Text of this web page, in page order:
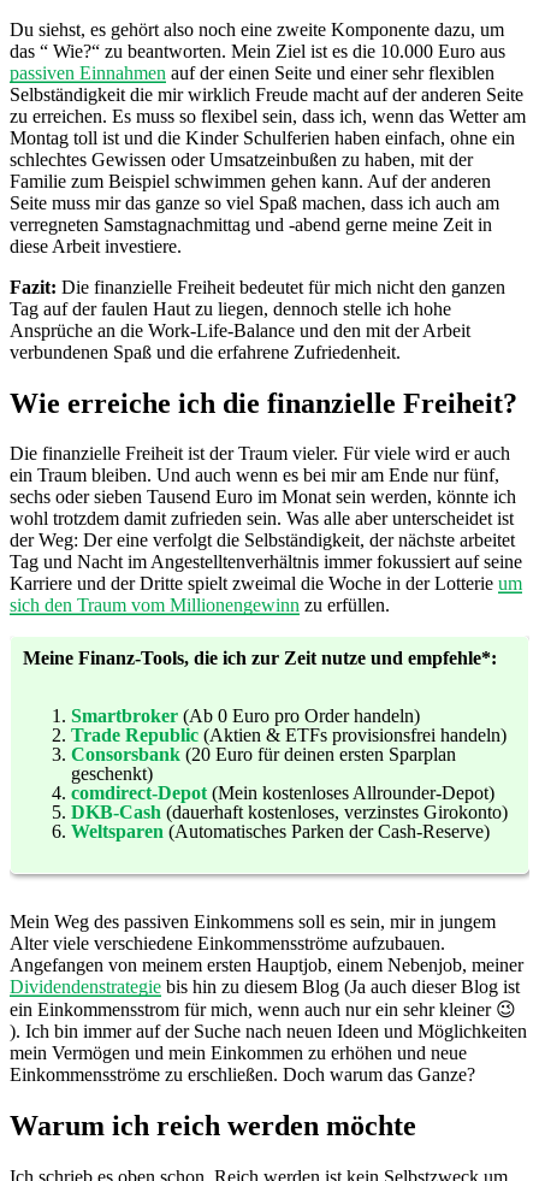
Du siehst, es gehört also noch eine zweite Komponente dazu, um
das “ Wie?“ zu beantworten. Mein Ziel ist es die 10.000 Euro aus
passiven Einnahmen auf der einen Seite und einer sehr flexiblen
Selbständigkeit die mir wirklich Freude macht auf der anderen Seite
zu erreichen. Es muss so flexibel sein, dass ich, wenn das Wetter am
Montag toll ist und die Kinder Schulferien haben einfach, ohne ein
schlechtes Gewissen oder Umsatzeinbußen zu haben, mit der
Familie zum Beispiel schwimmen gehen kann. Auf der anderen
Seite muss mir das ganze so viel Spaß machen, dass ich auch am
verregneten Samstagnachmittag und -abend gerne meine Zeit in
diese Arbeit investiere.
Fazit: Die finanzielle Freiheit bedeutet für mich nicht den ganzen
Tag auf der faulen Haut zu liegen, dennoch stelle ich hohe
Ansprüche an die Work-Life-Balance und den mit der Arbeit
verbundenen Spaß und die erfahrene Zufriedenheit.
Wie erreiche ich die finanzielle Freiheit?
Die finanzielle Freiheit ist der Traum vieler. Für viele wird er auch
ein Traum bleiben. Und auch wenn es bei mir am Ende nur fünf,
sechs oder sieben Tausend Euro im Monat sein werden, könnte ich
wohl trotzdem damit zufrieden sein. Was alle aber unterscheidet ist
der Weg: Der eine verfolgt die Selbständigkeit, der nächste arbeitet
Tag und Nacht im Angestelltenverhältnis immer fokussiert auf seine
Karriere und der Dritte spielt zweimal die Woche in der Lotterie um
sich den Traum vom Millionengewinn zu erfüllen.
Meine Finanz-Tools, die ich zur Zeit nutze und empfehle*:
Smartbroker (Ab 0 Euro pro Order handeln)
Trade Republic (Aktien & ETFs provisionsfrei handeln)
Consorsbank (20 Euro für deinen ersten Sparplan
geschenkt)
comdirect-Depot(Mein kostenloses Allrounder-Depot)
DKB-Cash (dauerhaft kostenloses, verzinstes Girokonto)
Weltsparen (Automatisches Parken der Cash-Reserve)
Mein Weg des passiven Einkommens soll es sein, mir in jungem
Alter viele verschiedene Einkommensströme aufzubauen.
Angefangen von meinem ersten Hauptjob, einem Nebenjob, meiner
Dividendenstrategie bis hin zu diesem Blog (Ja auch dieser Blog ist
ein Einkommensstrom für mich, wenn auch nur ein sehr kleiner 😉
). Ich bin immer auf der Suche nach neuen Ideen und Möglichkeiten
mein Vermögen und mein Einkommen zu erhöhen und neue
Einkommensströme zu erschließen. Doch warum das Ganze?
Warum ich reich werden möchte